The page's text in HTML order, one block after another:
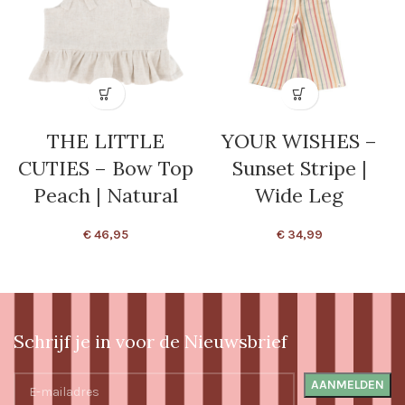
THE LITTLE
CUTIES – Bow Top
Peach | Natural
€46,95
YOUR WISHES –
Sunset Stripe |
Wide Leg
€34,99
Schrijf je in voor de Nieuwsbrief